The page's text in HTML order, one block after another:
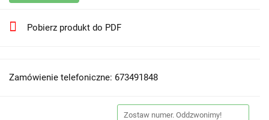
Pobierz produkt do PDF
Zamówienie telefoniczne: 673491848